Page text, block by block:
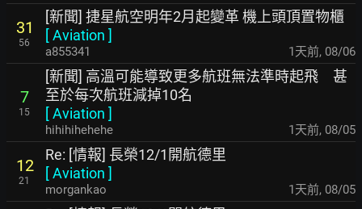
31
56
[新聞] 捷星航空明年2月起變革 機上頭頂置物櫃
[Aviation ]
a855341 1天前, 08/06
7
15
[新聞] 高溫可能導致更多航班無法準時起飛 甚
至於每次航班減掉10名
[Aviation ]
hihihihehehe 1天前, 08/05
12
21
Re: [情報] 長榮12/1開航德里
[Aviation ]
morgankao 1天前, 08/05